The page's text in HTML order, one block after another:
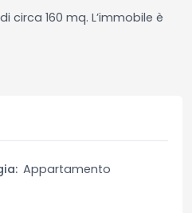
160 mq. L’immobile è
lavori di ristrutturazione che
per la convivialità. Le tre
casa, mentre la terrazza
Appartamento